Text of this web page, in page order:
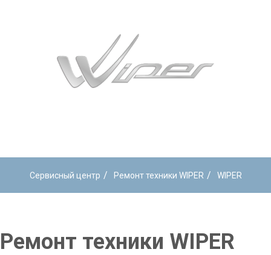
Сервисный центр / Ремонт техники WIPER / WIPER
Ремонт техники WIPER